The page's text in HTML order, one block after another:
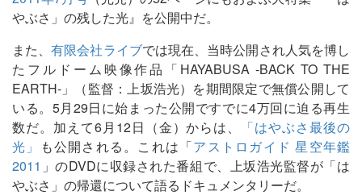
やぶさ」の残した光』を公開中だ。
また、有限会社ライブでは現在、当時公開され人気を博し
たフルドーム映像作品「HAYABUSA -BACK TO THE
EARTH-」（監督：上坂浩光）を期間限定で無償公開して
いる。5月29日に始まった公開ですでに4万回に迫る再生
数だ。加えて6月12日（金）からは、
「はやぶさ最後の
光」
も公開される。これは「アストロガイド 星空年鑑
2011 」のDVDに収録された番組で、上坂浩光監督が「は
やぶさ」の帰還について語るドキュメンタリーだ。